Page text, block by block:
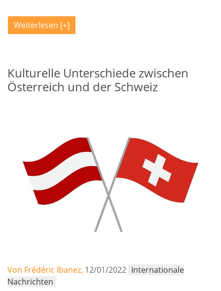
Weiterlesen
Kulturelle Unterschiede zwischen
Österreich und der Schweiz
Von Frédéric Ibanez, 12/01/2022 Internationale
Nachrichten